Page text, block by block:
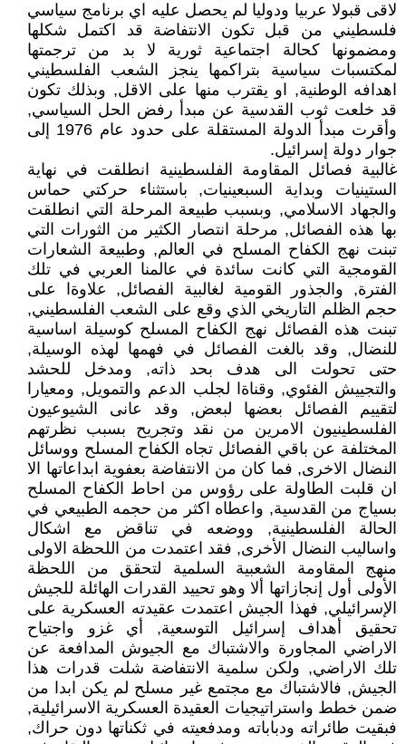
لاقى قبولا عربيا ودوليا لم يحصل عليه اي برنامج سياسي
فلسطيني من قبل تكون الانتفاضة قد اكتمل شكلها
ومضمونها كحالة اجتماعية ثورية لا بد من ترجمتها
لمكتسبات سياسية بتراكمها ينجز الشعب الفلسطيني
اهدافه الوطنية, او يقترب منها على الاقل, وبذلك تكون
قد خلعت ثوب القدسية عن مبدأ رفض الحل السياسي,
وأقرت مبدأ الدولة المستقلة على حدود عام 1976 إلى
جوار دولة إسرائيل.
غالبية فصائل المقاومة الفلسطينية انطلقت في نهاية
الستينيات وبداية السبعينيات, باستثناء حركتي حماس
والجهاد الاسلامي, وبسبب طبيعة المرحلة التي انطلقت
بها هذه الفصائل, مرحلة انتصار الكثير من الثورات التي
تبنت نهج الكفاح المسلح في العالم, وطبيعة الشعارات
القومجية التي كانت سائدة في عالمنا العربي في تلك
الفترة, والجذور القومية لغالبية الفصائل, علاوةا على
حجم الظلم التاريخي الذي وقع على الشعب الفلسطيني,
تبنت هذه الفصائل نهج الكفاح المسلح كوسيلة اساسية
للنضال, وقد بالغت الفصائل في فهمها لهذه الوسيلة,
حتى تحولت الى هدف بحد ذاته, ومدخل للحشد
والتجييش الفئوي, وقناةا لجلب الدعم والتمويل, ومعيارا
لتقييم الفصائل بعضها لبعض, وقد عانى الشيوعيون
الفلسطينيون الامرين من نقد وتجريح بسبب نظرتهم
المختلفة عن باقي الفصائل تجاه الكفاح المسلح ووسائل
النضال الاخرى, فما كان من الانتفاضة بعفوية ابداعاتها الا
ان قلبت الطاولة على رؤوس من احاط الكفاح المسلح
بسياج من القدسية, واعطاه اكثر من حجمه الطبيعي في
الحالة الفلسطينية, ووضعه في تناقض مع اشكال
واساليب النضال الأخرى, فقد اعتمدت من اللحظة الاولى
منهج المقاومة الشعبية السلمية لتحقق من اللحظة
الأولى أول إنجازاتها ألا وهو تحييد القدرات الهائلة للجيش
الإسرائيلي, فهذا الجيش اعتمدت عقيدته العسكرية على
تحقيق أهداف إسرائيل التوسعية, أي غزو واجتياح
الاراضي المجاورة والاشتباك مع الجيوش المدافعة عن
تلك الاراضي, ولكن سلمية الانتفاضة شلت قدرات هذا
الجيش, فالاشتباك مع مجتمع غير مسلح لم يكن ابدا من
ضمن خطط واستراتيجيات العقيدة العسكرية الاسرائيلية,
فبقيت طائراته ودباباته ومدفعيته في ثكناتها دون حراك,